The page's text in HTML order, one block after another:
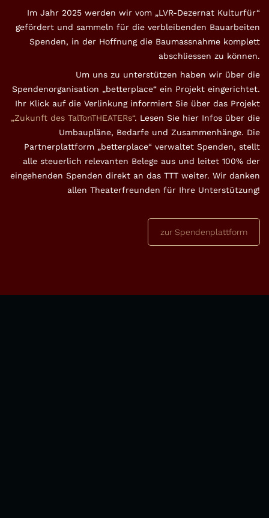
Im Jahr 2025 werden wir vom „LVR-Dezernat Kulturfür“
gefördert und sammeln für die verbleibenden Bauarbeiten
Spenden, in der Hoffnung die Baumassnahme komplett
abschliessen zu können.
Um uns zu unterstützen haben wir über die
Spendenorganisation „betterplace“ ein Projekt eingerichtet.
Ihr Klick auf die Verlinkung informiert Sie über das Projekt
„Zukunft des TalTonTHEATERs“. Lesen Sie hier Infos über die
Umbaupläne, Bedarfe und Zusammenhänge. Die
Partnerplattform „betterplace“ verwaltet Spenden, stellt
alle steuerlich relevanten Belege aus und leitet 100% der
eingehenden Spenden direkt an das TTT weiter. Wir danken
allen Theaterfreunden für Ihre Unterstützung!
zur Spendenplattform